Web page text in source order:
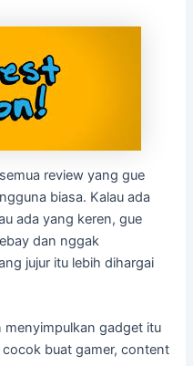
review yang gue
biasa. Kalau ada
ada yang keren, gue
dan nggak
jujur itu lebih dihargai
menyimpulkan gadget itu
buat gamer, content